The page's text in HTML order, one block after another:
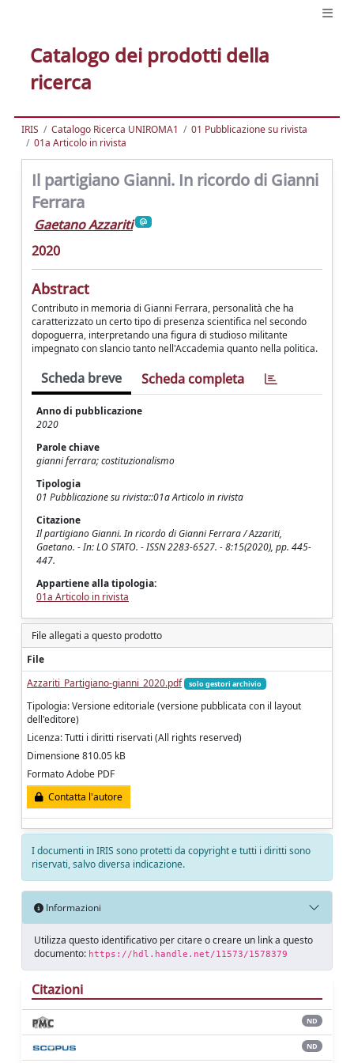
Catalogo dei prodotti della
ricerca
IRIS Catalogo Ricerca UNIROMA1
01 Pubblicazione su rivista
01a Articolo in rivista
Il partigiano Gianni. In ricordo di Gianni
Ferrara
Gaetano Azzariti
2020
Abstract
Contributo in memoria di Gianni Ferrara, personalità che ha
caratterizzato un certo tipo di presenza scientifica nel secondo
dopoguerra, interpretando una figura di studioso militante
impegnato con slancio tanto nell'Accademia quanto nella politica.
Scheda breve Scheda completa
Anno di pubblicazione
2020
Parole chiave
gianni ferrara; costituzionalismo
Tipologia
01 Pubblicazione su rivista::01a Articolo in rivista
Citazione
Il partigiano Gianni. In ricordo di Gianni Ferrara / Azzariti,
Gaetano. - In: LO STATO. - ISSN 2283-6527. - 8:15(2020), pp. 445-
447.
Appartiene alla tipologia:
01a Articolo in rivista
File allegati a questo prodotto
File
Azzariti_Partigiano-gianni_2020.pdf
solo gestori archivio
Tipologia: Versione editoriale (versione pubblicata con il layout
dell'editore)
Licenza: Tutti i diritti riservati (All rights reserved)
Dimensione 810.05 kB
Formato Adobe PDF
Contatta l'autore
I documenti in IRIS sono protetti da copyright e tutti i diritti sono
riservati, salvo diversa indicazione.
Informazioni
Utilizza questo identificativo per citare o creare un link a questo
documento: https://hdl.handle.net/11573/1578379
Citazioni
ND
ND